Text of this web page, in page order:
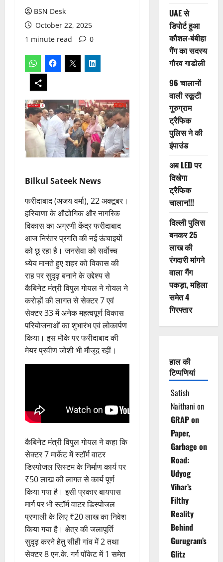
BSN Desk
October 22, 2025
1 minute read
0
Bilkul Sateek News
फरीदाबाद (अजय वर्मा), 22 अक्टूबर।
हरियाणा के औद्योगिक और नागरिक
विकास का अग्रणी केंद्र फरीदाबाद
आज निरंतर प्रगति की नई ऊंचाइयों
को छू रहा है। जनसेवा को सर्वाेच्च
ध्येय मानते हुए शहर को विकास की
राह पर सुदृढ़ बनाने के उद्देश्य से
कैबिनेट मंत्री विपुल गोयल ने गोयल ने
करोड़ों की लागत से सेक्टर 7 एवं
सेक्टर 33 में अनेक महत्वपूर्ण विकास
परियोजनाओं का शुभारंभ एवं लोकार्पण
किया। इस मौके पर फरीदाबाद की
मेयर प्रवीण जोशी भी मौजूद रहीं।
कैबिनेट मंत्री विपुल गोयल ने कहा कि
सेक्टर 7 मार्केट में स्टॉर्म वाटर
डिस्पोजल सिस्टम के निर्माण कार्य पर
₹50 लाख की लागत से कार्य पूर्ण
किया गया है। इसी प्रकार बायपास
मार्ग पर भी स्टॉर्म वाटर डिस्पोजल
प्रणाली के लिए ₹20 लाख का निवेश
किया गया है। क्षेत्र की जलापूर्ति
सुदृढ़ करने हेतु सीही गांव में 2 तथा
सेक्टर 8 एन.के. गर्ग पॉकेट में 1 समेत
UAE से
डिपोर्ट हुआ
कौशल-बंबीहा
गैंग का सदस्य
गौरव गाडोली
96 चालानों
वाली स्कूटी
गुरुग्राम
ट्रैफिक
पुलिस ने की
इंपाउंड
अब LED पर
दिखेगा
ट्रैफिक
चालान!!!
दिल्ली पुलिस
बनकर 25
लाख की
रंगदारी मांगने
वाला गैंग
पकड़ा, महिला
समेत 4
गिरफ्तार
हाल की
टिप्पणियां
Satish
Naithani on
GRAP on
Paper,
Garbage on
Road:
Udyog
Vihar’s
Filthy
Reality
Behind
Gurugram’s
Glitz